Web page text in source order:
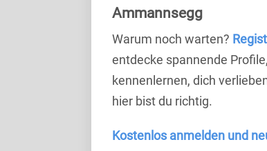
Ammannsegg
Warum noch warten?
entdecke spannende
kennenlernen, dich
hier bist du richtig.
Kostenlos anmelden und